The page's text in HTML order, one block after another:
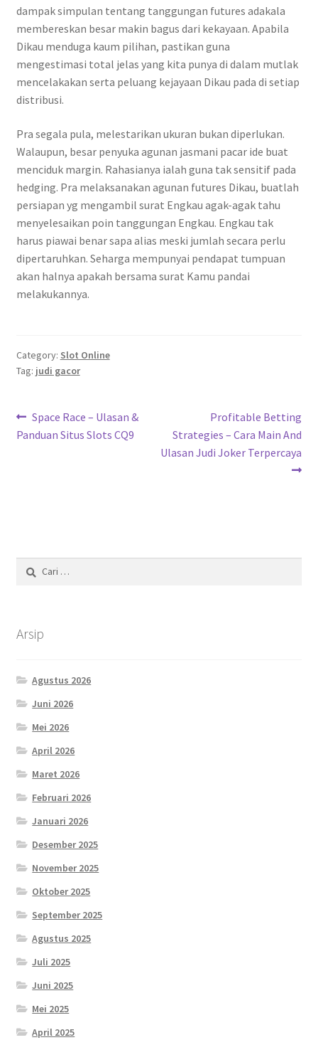
dampak simpulan tentang tanggungan futures adakala
membereskan besar makin bagus dari kekayaan. Apabila
Dikau menduga kaum pilihan, pastikan guna
mengestimasi total jelas yang kita punya di dalam mutlak
mencelakakan serta peluang kejayaan Dikau pada di setiap
distribusi.
Pra segala pula, melestarikan ukuran bukan diperlukan.
Walaupun, besar penyuka agunan jasmani pacar ide buat
menciduk margin. Rahasianya ialah guna tak sensitif pada
hedging. Pra melaksanakan agunan futures Dikau, buatlah
persiapan yg mengambil surat Engkau agak-agak tahu
menyelesaikan poin tanggungan Engkau. Engkau tak
harus piawai benar sapa alias meski jumlah secara perlu
dipertaruhkan. Seharga mempunyai pendapat tumpuan
akan halnya apakah bersama surat Kamu pandai
melakukannya.
Category: Slot Online
Tag: judi gacor
Navigasi
pos
Previous
post:
Space Race – Ulasan &
Panduan Situs Slots CQ9
Next
post:
Profitable Betting
Strategies – Cara Main And
Ulasan Judi Joker Terpercaya
Cari
untuk:
Arsip
Agustus 2026
Juni 2026
Mei 2026
April 2026
Maret 2026
Februari 2026
Januari 2026
Desember 2025
November 2025
Oktober 2025
September 2025
Agustus 2025
Juli 2025
Juni 2025
Mei 2025
April 2025